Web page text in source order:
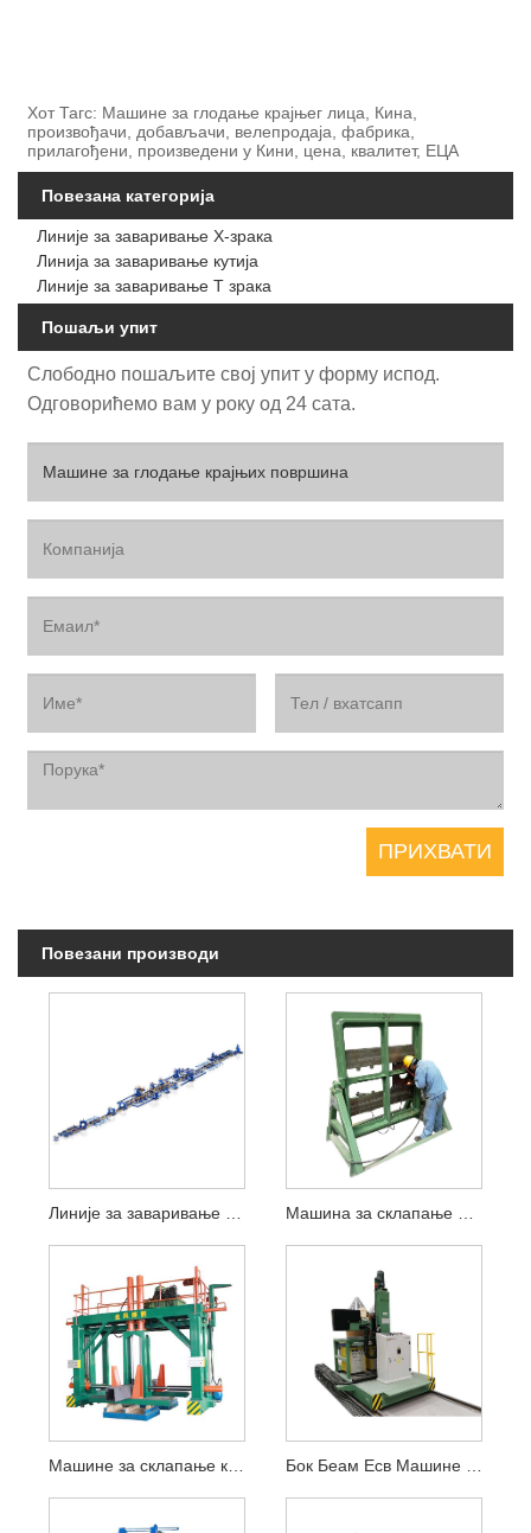
Хот Тагс: Машине за глодање крајњег лица, Кина,
произвођачи, добављачи, велепродаја, фабрика,
прилагођени, произведени у Кини, цена, квалитет, ЕЦА
Повезана категорија
Линије за заваривање Х-зрака
Линија за заваривање кутија
Линије за заваривање Т зрака
Пошаљи упит
Слободно пошаљите свој упит у форму испод.
Одговорићемо вам у року од 24 сата.
Повезани производи
Линије за заваривање кутија Машина за склапање дијафрагме
Машине за склапање кутија